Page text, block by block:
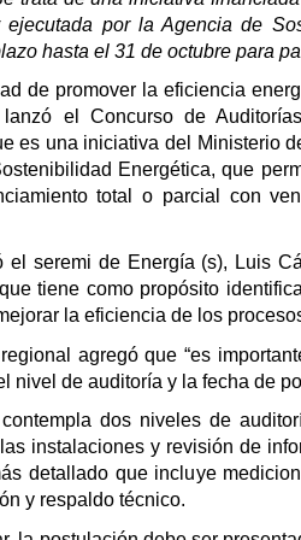
ejecutada por la Agencia de
hasta el 31 de octubre para
de promover la eficiencia
el Concurso de
es una iniciativa del Ministerio
Energética, que
total o parcial con
el seremi de Energía (s), Luis
tiene como propósito
la eficiencia de los
agregó que “es
nivel de auditoría y la fecha de
dos niveles de
instalaciones y revisión de
detallado que incluye
y respaldo técnico.